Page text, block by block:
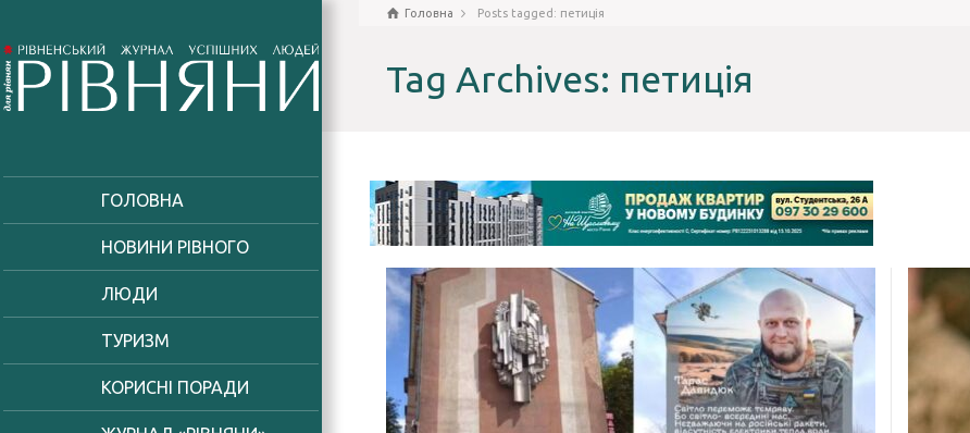
ГОЛОВНА
НОВИНИ РІВНОГО
ЛЮДИ
ТУРИЗМ
КОРИСНІ ПОРАДИ
Головна Posts tagged: петиція
Tag Archives: петиція